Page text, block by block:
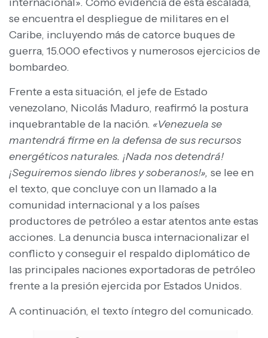
se encuentra el despliegue de militares en el
Caribe, incluyendo más de catorce buques de
guerra, 15.000 efectivos y numerosos ejercicios de
bombardeo.
Frente a esta situación, el jefe de Estado
venezolano, Nicolás Maduro, reafirmó la postura
inquebrantable de la nación. «Venezuela se
mantendrá firme en la defensa de sus recursos
energéticos naturales. ¡Nada nos detendrá!
¡Seguiremos siendo libres y soberanos!», se lee en
el texto, que concluye con un llamado a la
comunidad internacional y a los países
productores de petróleo a estar atentos ante estas
acciones. La denuncia busca internacionalizar el
conflicto y conseguir el respaldo diplomático de
las principales naciones exportadoras de petróleo
frente a la presión ejercida por Estados Unidos.
A continuación, el texto íntegro del comunicado.